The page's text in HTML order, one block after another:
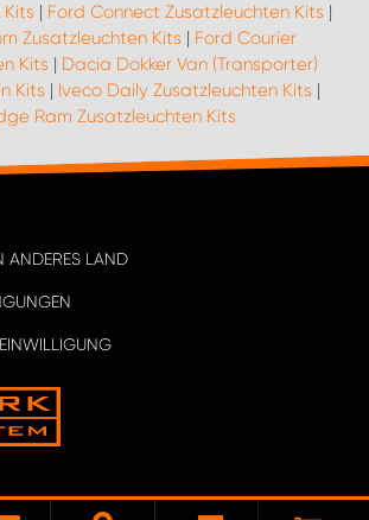
| Ford Connect Zusatzleuchten Kits |
Zusatzleuchten Kits | Ford Courier
Kits | Dacia Dokker Van (Transporter)
Kits | Iveco Daily Zusatzleuchten Kits |
Ram Zusatzleuchten Kits
ANDERES LAND